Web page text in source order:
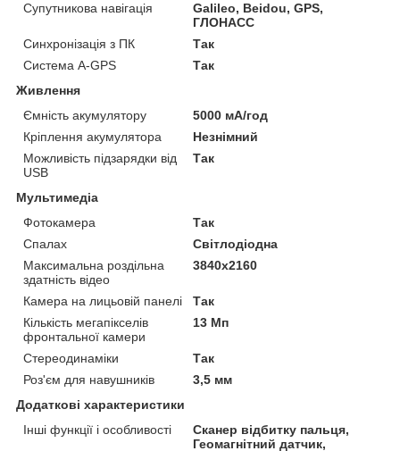
Супутникова навігація
Galileo, Beidou, GPS,
ГЛОНАСС
Синхронізація з ПК
Так
Система A-GPS
Так
Живлення
Ємність акумулятору
5000 мА/год
Кріплення акумулятора
Незнімний
Можливість підзарядки від
USB
Так
Мультимедіа
Фотокамера
Так
Спалах
Світлодіодна
Максимальна роздільна
здатність відео
3840x2160
Камера на лицьовій панелі
Так
Кількість мегапікселів
фронтальної камери
13 Мп
Стереодинаміки
Так
Роз'єм для навушників
3,5 мм
Додаткові характеристики
Інші функції і особливості
Сканер відбитку пальця,
Геомагнітний датчик,